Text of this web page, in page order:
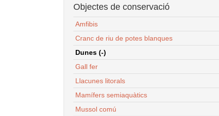
Objectes de conservació
Amfibis
Cranc de riu de potes blanques
Dunes (-)
Gall fer
Llacunes litorals
Mamífers semiaquàtics
Mussol comú